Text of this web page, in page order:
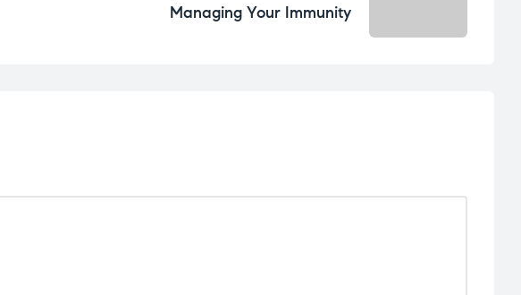
Managing Your Immunity